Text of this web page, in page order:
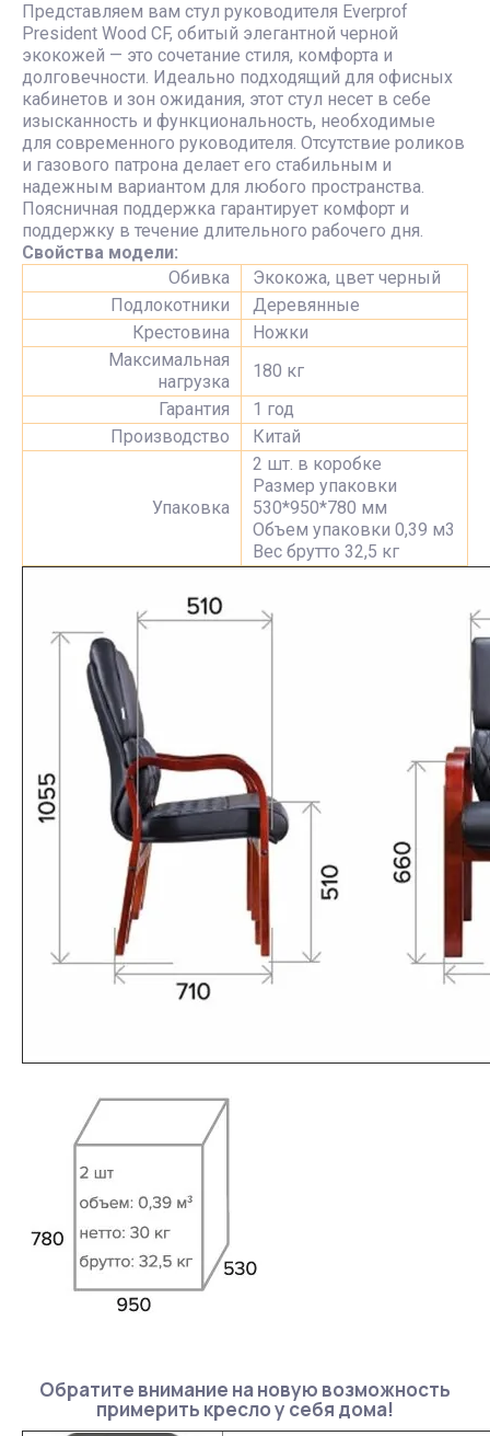
Представляем вам стул руководителя Everprof
President Wood CF, обитый элегантной черной
экокожей — это сочетание стиля, комфорта и
долговечности. Идеально подходящий для офисных
кабинетов и зон ожидания, этот стул несет в себе
изысканность и функциональность, необходимые
для современного руководителя. Отсутствие роликов
и газового патрона делает его стабильным и
надежным вариантом для любого пространства.
Поясничная поддержка гарантирует комфорт и
поддержку в течение длительного рабочего дня.
Свойства модели:
Обивка
Экокожа, цвет черный
Подлокотники
Деревянные
Крестовина
Ножки
Максимальная
нагрузка
180 кг
Гарантия
1 год
Производство
Китай
Упаковка
2 шт. в коробке
Размер упаковки
530*950*780 мм
Объем упаковки 0,39 м3
Вес брутто 32,5 кг
Обратите внимание на новую возможность
примерить кресло у себя дома!